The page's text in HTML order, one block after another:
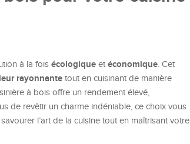
à la fois écologique et économique. Cet
rayonnante tout en cuisinant de manière
à bois offre un rendement élevé,
de revêtir un charme indéniable, ce choix vous
l’art de la cuisine tout en maîtrisant votre